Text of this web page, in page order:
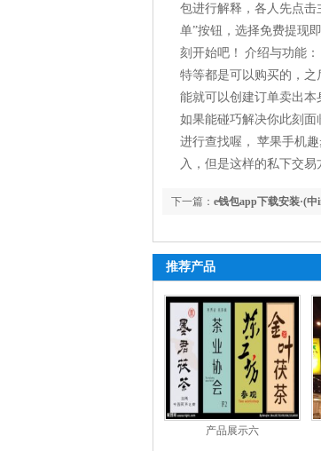
包进行解释，各人先点击
单”按钮，选择免费提现
刻开始吧！ 介绍与功能
特等都是可以购买的，之
能就可以创建订单卖出本
如果能碰巧解决你此刻
进行查找喔， 苹果手机
入，但是这样的私下交
下一篇： e钱包app下载安装·(
推荐产品
产品展示六